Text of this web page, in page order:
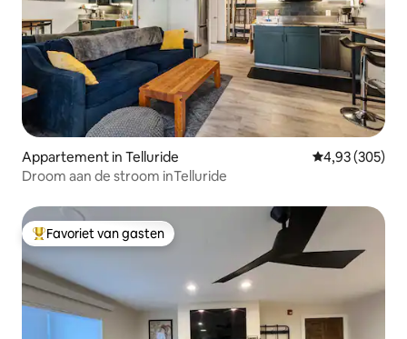
Appartement in Telluride Gemiddelde
4,93 (305)
Droom aan de stroom inTelluride
Topfavoriet van gasten
Favoriet van gasten